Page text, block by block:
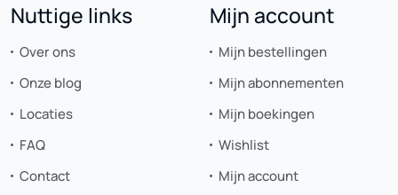
Nuttige links
Over ons
Onze blog
Locaties
FAQ
Contact
Mijn account
Mijn bestellingen
Mijn abonnementen
Mijn boekingen
Wishlist
Mijn account